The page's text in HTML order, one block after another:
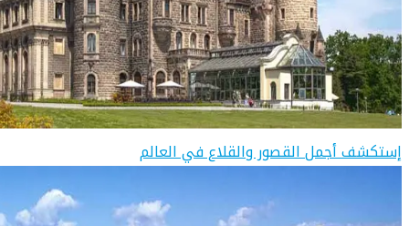
إستكشف أجمل القصور والقلاع في العالم